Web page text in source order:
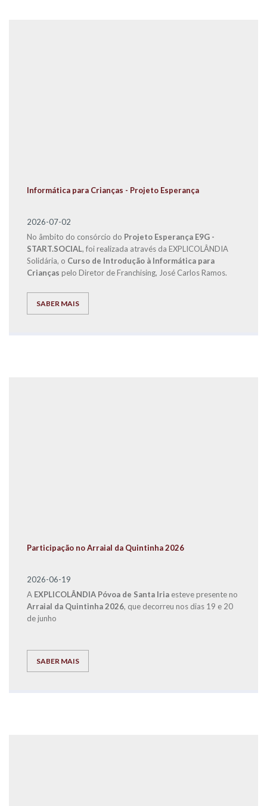
Informática para Crianças - Projeto Esperança
2026-07-02
No âmbito do consórcio do Projeto Esperança E9G -
START.SOCIAL, foi realizada através da EXPLICOLÂNDIA
Solidária, o Curso de Introdução à Informática para
Crianças pelo Diretor de Franchising, José Carlos Ramos.
SABER MAIS
Participação no Arraial da Quintinha 2026
2026-06-19
A EXPLICOLÂNDIA Póvoa de Santa Iria esteve presente no
Arraial da Quintinha 2026, que decorreu nos dias 19 e 20
de junho
SABER MAIS